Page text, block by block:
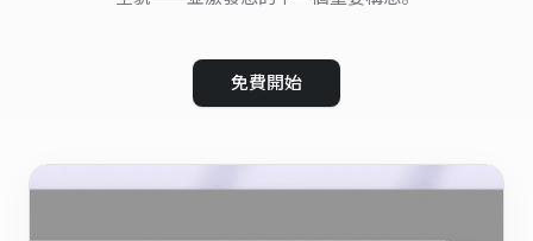
免費開始